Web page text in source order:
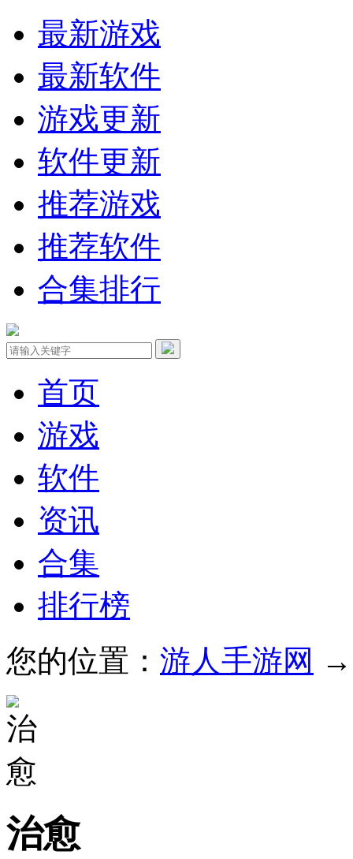
最新游戏
最新软件
游戏更新
软件更新
推荐游戏
推荐软件
合集排行
首页
游戏
软件
资讯
合集
排行榜
您的位置： 游人手游网 →
治愈